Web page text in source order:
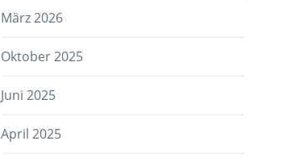
März 2026
Oktober 2025
Juni 2025
April 2025